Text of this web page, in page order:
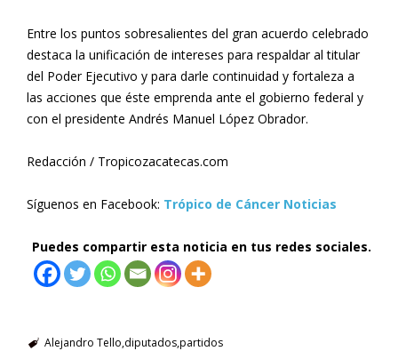
Entre los puntos sobresalientes del gran acuerdo celebrado
destaca la unificación de intereses para respaldar al titular
del Poder Ejecutivo y para darle continuidad y fortaleza a
las acciones que éste emprenda ante el gobierno federal y
con el presidente Andrés Manuel López Obrador.
Redacción / Tropicozacatecas.com
Síguenos en Facebook: Trópico de Cáncer Noticias
Puedes compartir esta noticia en tus redes sociales.
Alejandro Tello diputadospartidos